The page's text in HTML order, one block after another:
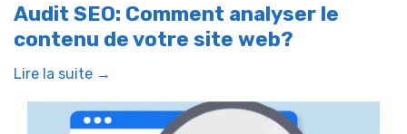
Audit SEO: Comment analyser le
contenu de votre site web?
Lire la suite →